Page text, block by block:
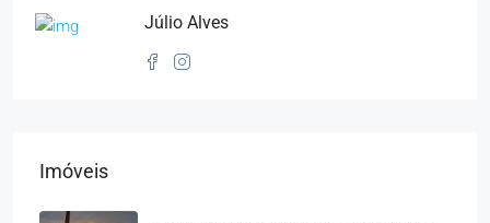
Júlio Alves
Imóveis